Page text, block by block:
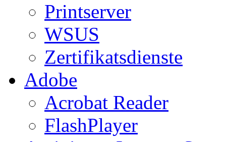
Printserver
WSUS
Zertifikatsdienste
Adobe
Acrobat Reader
FlashPlayer